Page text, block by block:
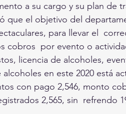
a su cargo y su plan de
que el objetivo del
para llevar el
cobros  por evento o
licencia de alcoholes,
en este 2020 está
con pago 2,546, monto
2,565, sin  refrendo